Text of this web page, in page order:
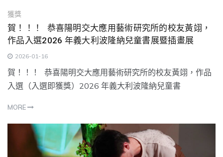
獲獎
賀！！！ 恭喜陽明交大應用藝術研究所的校友黃翊，
作品入選2026 年義大利波隆納兒童書展暨插畫展
2026-01-16
賀！！！ 恭喜陽明交大應用藝術研究所的校友黃翊，作品
入選（入選即獲獎）2026 年義大利波隆納兒童書
MORE